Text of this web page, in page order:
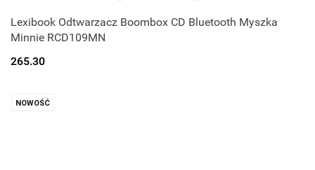
Lexibook Odtwarzacz Boombox CD Bluetooth Myszka
Minnie RCD109MN
265.30
NOWOŚĆ